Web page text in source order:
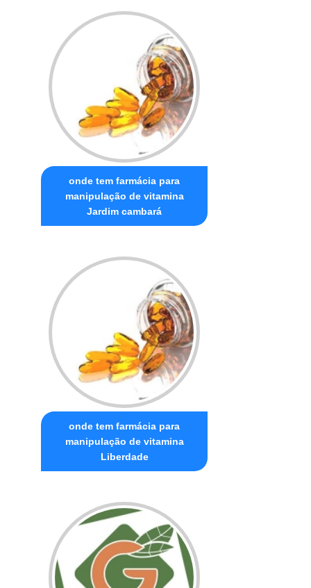
onde tem farmácia para
manipulação de vitamina
Jardim cambará
onde tem farmácia para
manipulação de vitamina
Liberdade